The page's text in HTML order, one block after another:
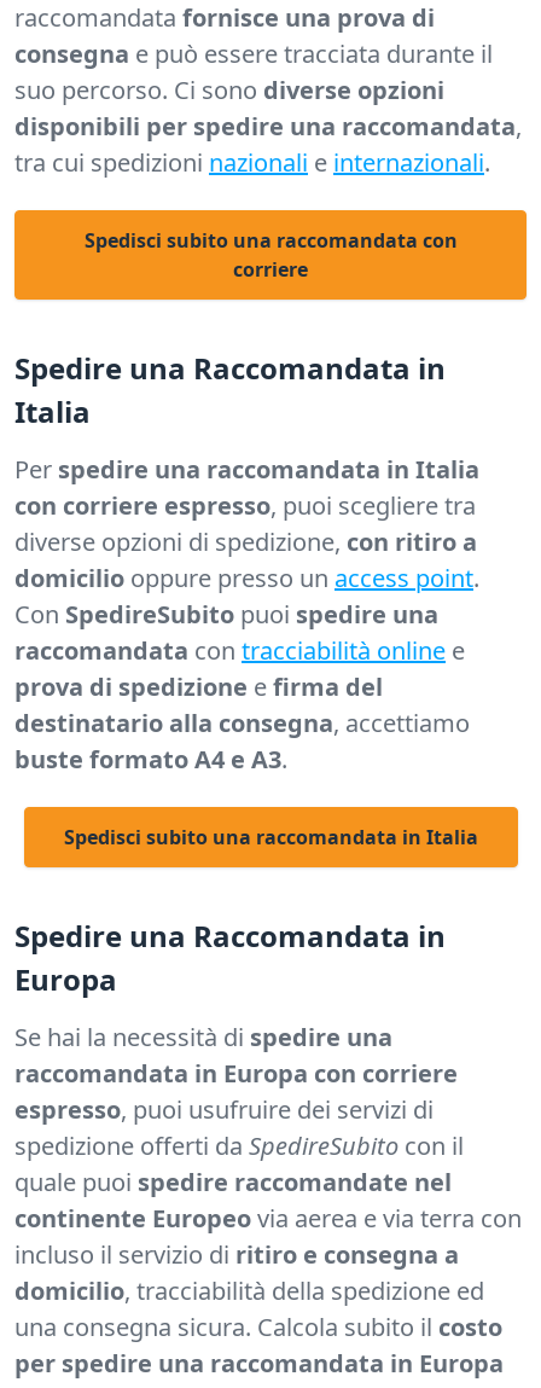
raccomandata fornisce una prova di
consegna e può essere tracciata durante il
suo percorso. Ci sono diverse opzioni
disponibili per spedire una raccomandata,
tra cui spedizioni nazionali e internazionali.
Spedisci subito una raccomandata con
corriere
Spedire una Raccomandata in
Italia
Per spedire una raccomandata in Italia
con corriere espresso, puoi scegliere tra
diverse opzioni di spedizione, con ritiro a
domicilio oppure presso un access point.
Con SpedireSubito puoi spedire una
raccomandata con tracciabilità online e
prova di spedizione efirma del
destinatario alla consegna, accettiamo
buste formato A4 e A3.
Spedisci subito una raccomandata in Italia
Spedire una Raccomandata in
Europa
Se hai la necessità di spedire una
raccomandata in Europa con corriere
espresso, puoi usufruire dei servizi di
spedizione offerti da SpedireSubito con il
quale puoi spedire raccomandate nel
continente Europeovia aerea e via terra con
incluso il servizio di ritiro e consegna a
domicilio, tracciabilità della spedizione ed
una consegna sicura. Calcola subito il costo
per spedire una raccomandata in Europa